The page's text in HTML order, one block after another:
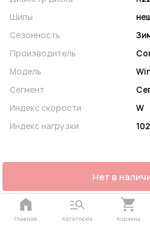
Шипы
Сезонность
Производитель
Модель
Сегмент
Индекс скорости
W
Индекс нагрузки
102
Нет в
Главная Категории Корзина